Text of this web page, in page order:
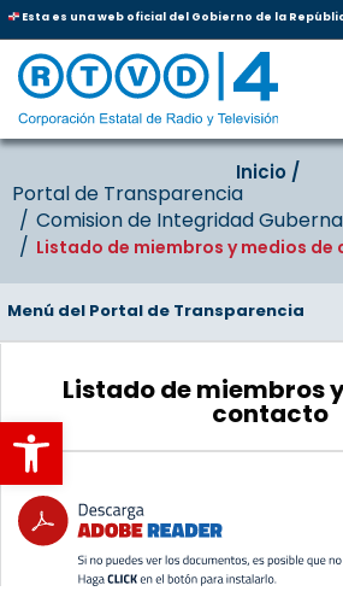
Abrir barra de herramientas
Esta es una web oficial del Gobierno de la
Inicio‎‎ /‎ ‎
Portal de Transparencia
Comision de Integridad
Listado de miembros y medios
Menú del Portal de Transparencia
Listado de miembros
contacto